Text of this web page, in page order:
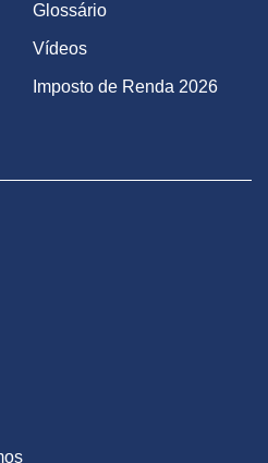
Glossário
Vídeos
Imposto de Renda 2026